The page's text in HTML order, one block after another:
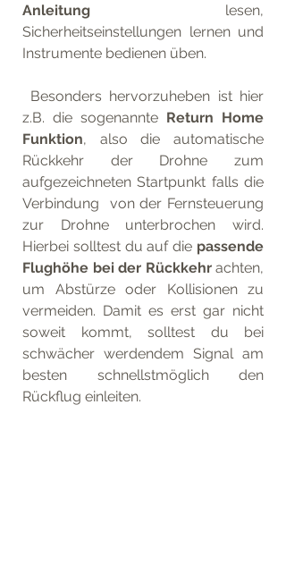
Anleitung lesen,
Sicherheitseinstellungen lernen und
Instrumente bedienen üben.
z.B. die sogenannte Return Home
Funktion, also die automatische
Rückkehr der Drohne zum
aufgezeichneten Startpunkt falls die
Verbindung  von der Fernsteuerung
zur Drohne unterbrochen wird.
Hierbei solltest du auf die passende
Flughöhe bei der Rückkehr achten,
um Abstürze oder Kollisionen zu
vermeiden. Damit es erst gar nicht
soweit kommt, solltest du bei
schwächer werdendem Signal am
besten schnellstmöglich den
Rückflug einleiten.